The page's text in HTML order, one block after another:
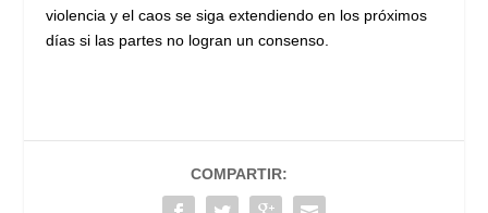
violencia y el caos se siga extendiendo en los próximos
días si las partes no logran un consenso.
COMPARTIR: